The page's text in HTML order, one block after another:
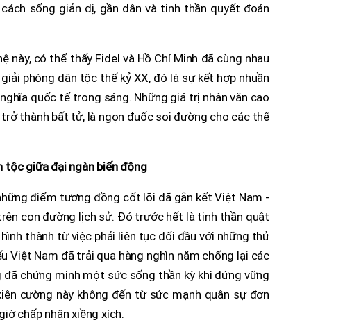
sống giản dị, gần dân và tinh thần quyết đoán
này, có thể thấy Fidel và Hồ Chí Minh đã cùng nhau
phóng dân tộc thế kỷ XX, đó là sự kết hợp nhuần
quốc tế trong sáng. Những giá trị nhân văn cao
thành bất tử, là ngọn đuốc soi đường cho các thế
giữa đại ngàn biến động
điểm tương đồng cốt lõi đã gắn kết Việt Nam -
con đường lịch sử. Đó trước hết là tinh thần quật
thành từ việc phải liên tục đối đầu với những thử
Việt Nam đã trải qua hàng nghìn năm chống lại các
chứng minh một sức sống thần kỳ khi đứng vững
cường này không đến từ sức mạnh quân sự đơn
chấp nhận xiềng xích.